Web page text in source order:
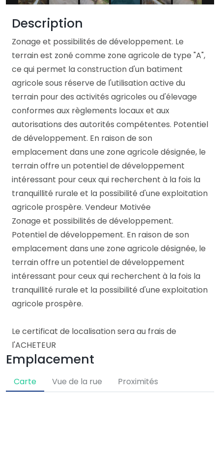
Description
Zonage et possibilités de développement. Le
terrain est zoné comme zone agricole de type "A",
ce qui permet la construction d'un batiment
agricole sous réserve de l'utilisation active du
terrain pour des activités agricoles ou d'élevage
conformes aux règlements locaux et aux
autorisations des autorités compétentes. Potentiel
de développement. En raison de son
emplacement dans une zone agricole désignée, le
terrain offre un potentiel de développement
intéressant pour ceux qui recherchent à la fois la
tranquillité rurale et la possibilité d'une exploitation
agricole prospère. Vendeur Motivée
Zonage et possibilités de développement.
Potentiel de développement. En raison de son
emplacement dans une zone agricole désignée, le
terrain offre un potentiel de développement
intéressant pour ceux qui recherchent à la fois la
tranquillité rurale et la possibilité d'une exploitation
agricole prospère.
Le certificat de localisation sera au frais de
l'ACHETEUR
Emplacement
Carte Vue de la rue Proximités